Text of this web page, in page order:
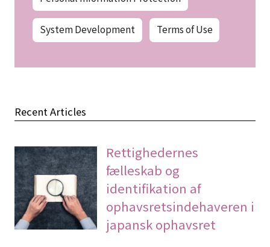
System Development Terms of Use
Recent Articles
Rettighedernes
fælleskab og
identifikation af
ophavsretsindehaveren i
japansk ophavsret